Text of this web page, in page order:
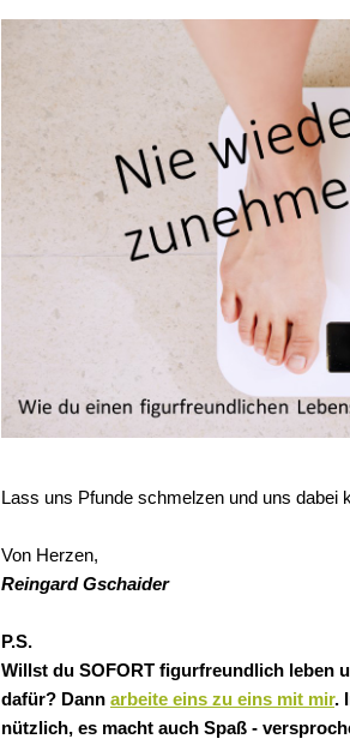
Lass uns Pfunde schmelzen und uns dabei
Von Herzen,
Reingard Gschaider
P.S.
Willst du SOFORT figurfreundlich leben
dafür? Dann arbeite eins zu eins mit mir.
nützlich, es macht auch Spaß -